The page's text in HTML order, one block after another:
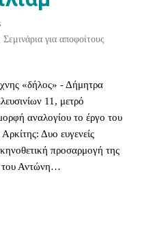
,Σεμινάρια για αποφοίτους
«δήλος» - Δήμητρα
11, μετρό
αναλογίου το έργο του
Δυο ευγενείς
προσαρμογή της
του Αντώνη…